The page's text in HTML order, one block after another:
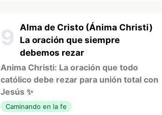
9
Alma de Cristo (Ánima Christi)
La oración que siempre
debemos rezar
Anima Christi: La oración que todo
católico debe rezar para unión total con
Jesús ✨
Caminando en la fe